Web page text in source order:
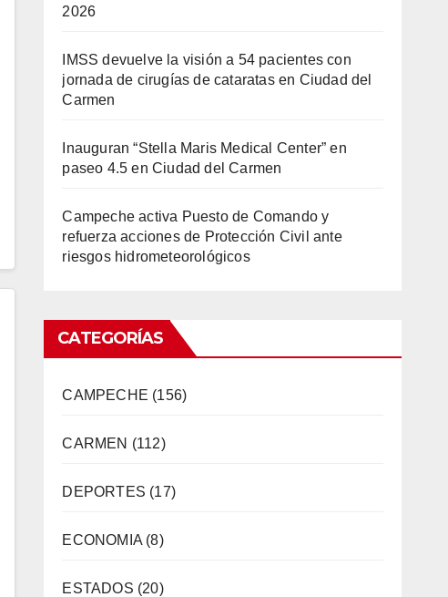
2026
IMSS devuelve la visión a 54 pacientes con
jornada de cirugías de cataratas en Ciudad del
Carmen
Inauguran “Stella Maris Medical Center” en
paseo 4.5 en Ciudad del Carmen
Campeche activa Puesto de Comando y
refuerza acciones de Protección Civil ante
riesgos hidrometeorológicos
CATEGORÍAS
CAMPECHE (156)
CARMEN (112)
DEPORTES (17)
ECONOMIA(8)
ESTADOS (20)